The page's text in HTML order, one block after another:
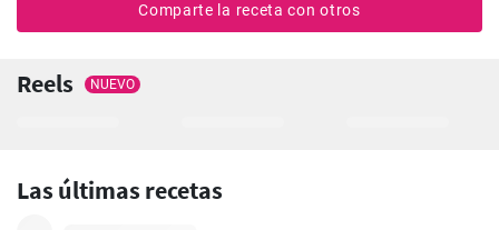
Comparte la receta con otros
Reels NUEVO
Las últimas recetas